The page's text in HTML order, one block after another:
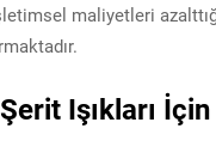
maliyetleri
Işıkları